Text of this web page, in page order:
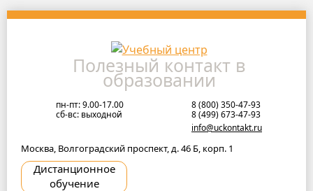
Skip
Полезный контакт в
образовании
пн-пт: 9.00-17.00
сб-вс: выходной
8 (800) 350-47-93
8 (499) 673-47-93
info@uckontakt.ru
Москва, Волгоградский проспект, д. 46 Б, корп. 1
Дистанционное
обучение